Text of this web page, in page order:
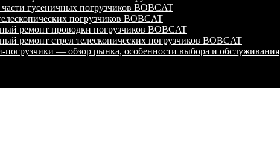
гусеничных погрузчиков BOBCAT
погрузчиков BOBCAT
ремонт проводки погрузчиков BOBCAT
ремонт стрел телескопических погрузчиков BOBCAT
погрузчики — обзор рынка, особенности выбора и обслуживания